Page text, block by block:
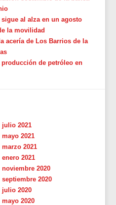
al alza en un agosto
la movilidad
acería de Los Barrios de la
de petróleo en
julio 2021
mayo 2021
marzo 2021
enero 2021
noviembre 2020
septiembre 2020
julio 2020
mayo 2020